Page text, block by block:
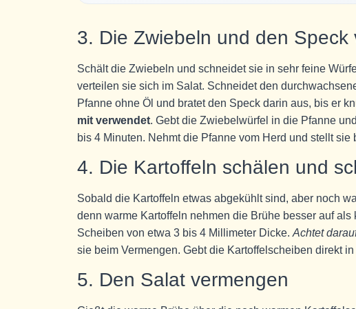
3. Die Zwiebeln und den Speck
Schält die Zwiebeln und schneidet sie in sehr feine
verteilen sie sich im Salat. Schneidet den
Pfanne ohne Öl und bratet den Speck darin aus, bis er
mit verwendet. Gebt die Zwiebelwürfel in die Pfanne
bis 4 Minuten. Nehmt die Pfanne vom Herd und stellt sie
4. Die Kartoffeln schälen und
Sobald die Kartoffeln etwas abgekühlt sind, aber noch
denn warme Kartoffeln nehmen die Brühe besser auf
Scheiben von etwa 3 bis 4 Millimeter Dicke. Achtet
sie beim Vermengen. Gebt die Kartoffelscheiben direkt
5. Den Salat vermengen